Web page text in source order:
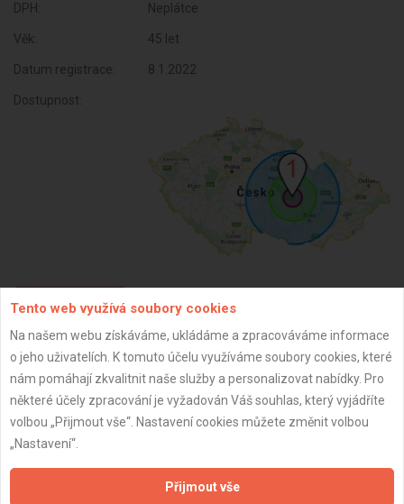
DPH: Neplátce
Věk: 45 let
Datum registrace: 8.1.2022
Dostupnost:
ZPĚT
Aktualizováno z portálu ARES dne 02.12.2024 23:00:08
Důležité informace
Tento web využívá soubory cookies
Na našem webu získáváme, ukládáme a zpracováváme informace
o jeho uživatelích. K tomuto účelu využíváme soubory cookies, které
nám pomáhají zkvalitnit naše služby a personalizovat nabídky. Pro
některé účely zpracování je vyžadován Váš souhlas, který vyjádříte
volbou „Přijmout vše“. Nastavení cookies můžete změnit volbou
„Nastavení“.
Přijmout vše